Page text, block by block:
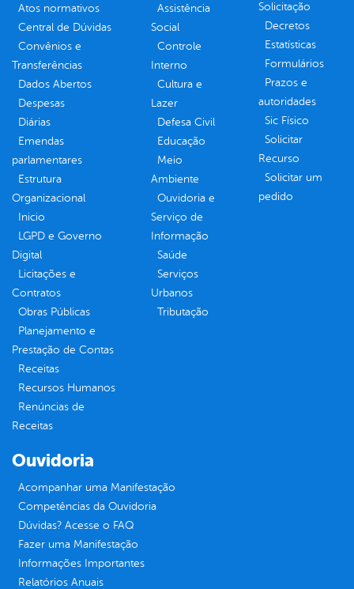
Atos normativos
Central de Dúvidas
Convênios e
Transferências
Dados Abertos
Despesas
Diárias
Emendas
parlamentares
Estrutura
Organizacional
Inicio
LGPD e Governo
Digital
Licitações e
Contratos
Obras Públicas
Planejamento e
Prestação de Contas
Receitas
Recursos Humanos
Renúncias de
Receitas
Assistência
Social
Controle
Interno
Cultura e
Lazer
Defesa Civil
Educação
Meio
Ambiente
Ouvidoria e
Serviço de
Informação
Saúde
Serviços
Urbanos
Tributação
Solicitação
Decretos
Estatísticas
Formulários
Prazos e
autoridades
Sic Físico
Solicitar
Recurso
Solicitar um
pedido
Ouvidoria
Acompanhar uma Manifestação
Competências da Ouvidoria
Dúvidas? Acesse o FAQ
Fazer uma Manifestação
Informações Importantes
Relatórios Anuais